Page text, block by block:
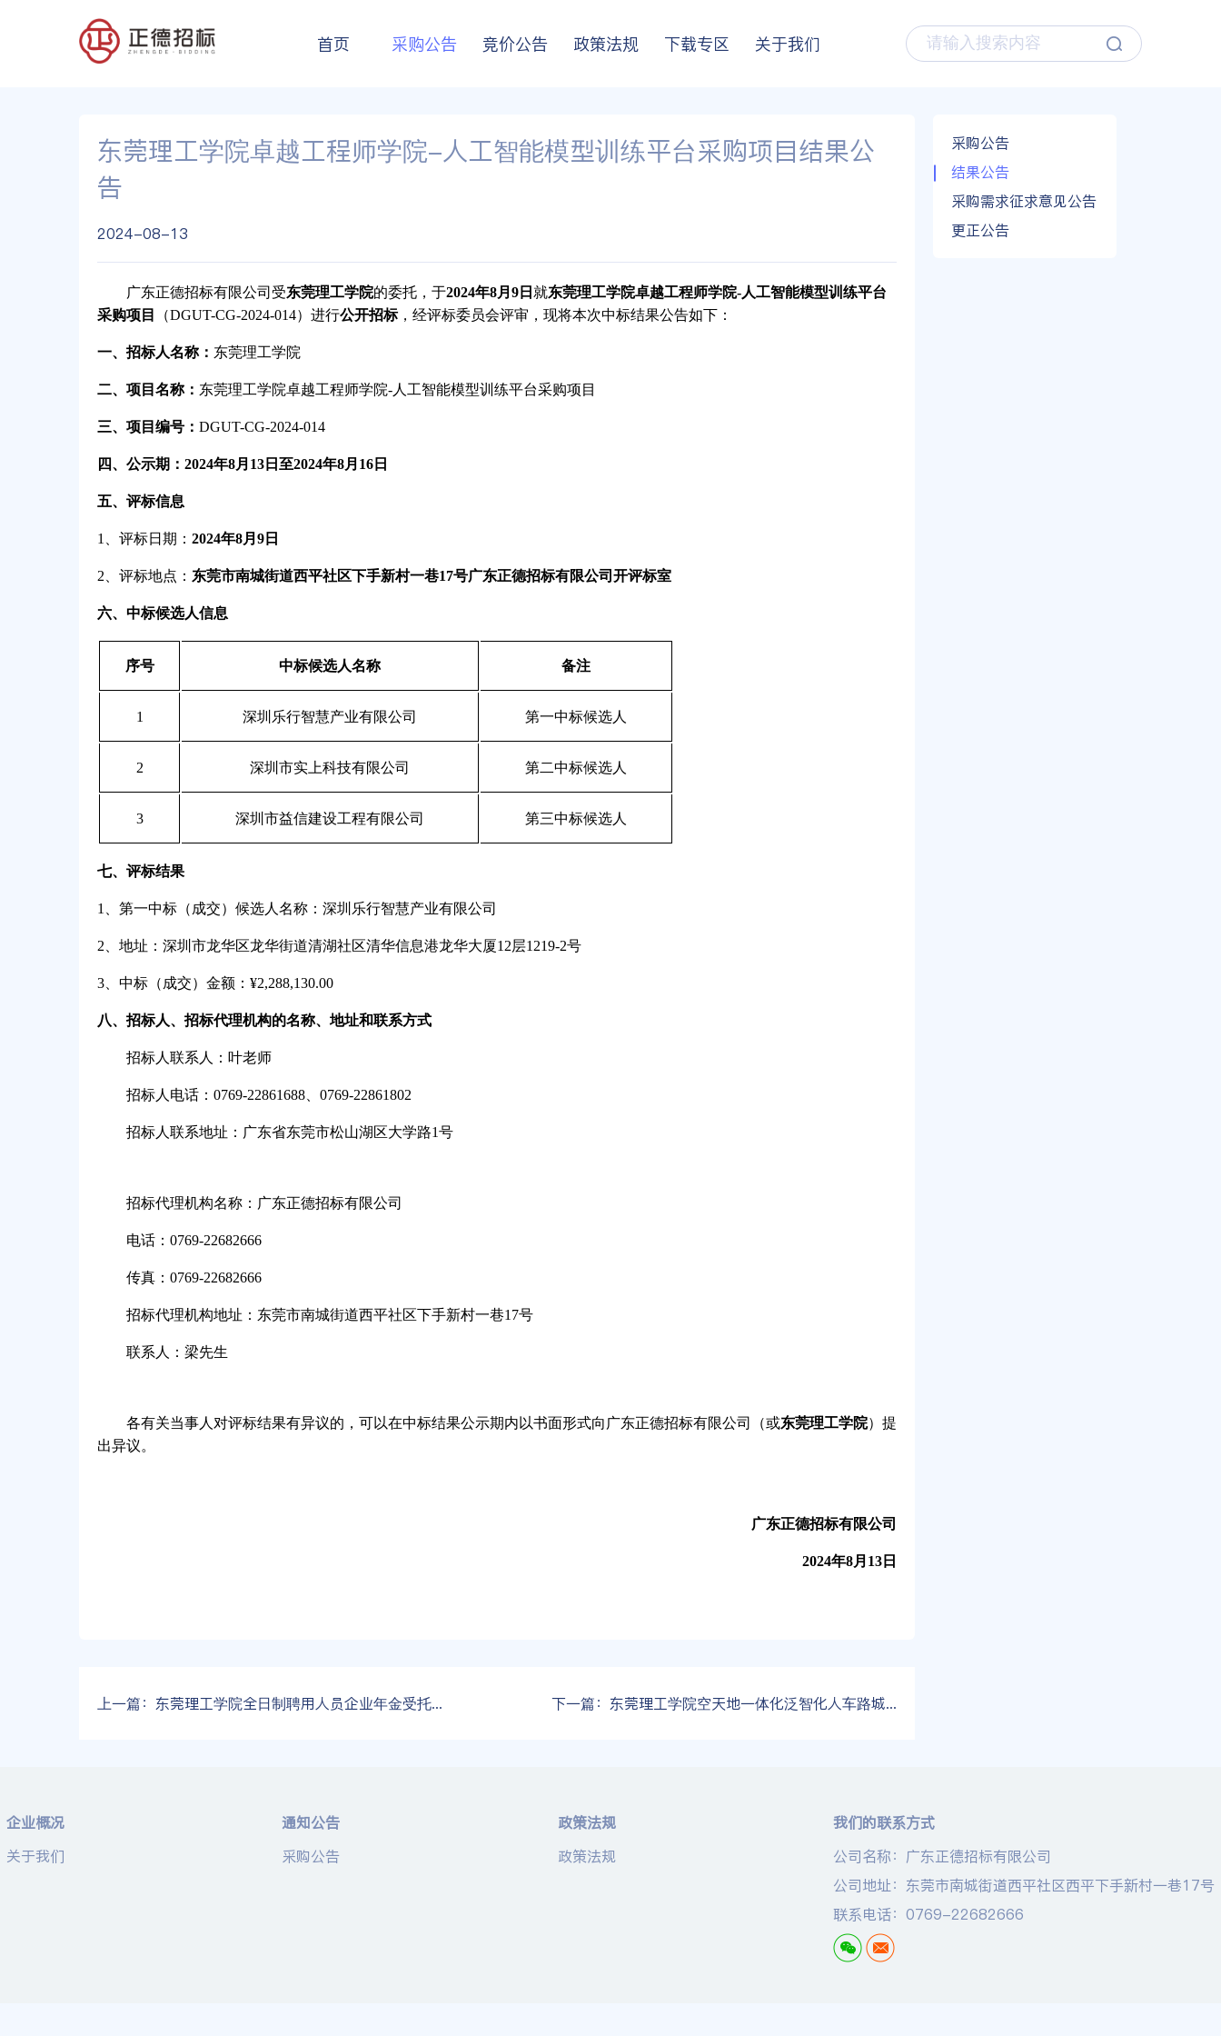
首页 采购公告 竞价公告 政策法规 下载专区 关于我们
东莞理工学院卓越工程师学院-人工智能模型训练平台采购项目结果公
告
2024-08-13
广东正德招标有限公司受东莞理工学院的委托，于2024年8月9日 就东莞理工学院卓越工程师学院-人工智能模型训练平台
采购项目
（DGUT-CG-2024-014）进行公开招标，经评标委员会评审，现将本次中标结果公告如下：
一、招标人名称： 东莞理工学院
二、项目名称： 东莞理工学院卓越工程师学院-人工智能模型训练平台采购项目
三、项目编号： DGUT-CG-2024-014
四、公示期：2024年8月13日至2024年8月16日
五、评标信息
1 、评标日期： 2024年8月9日
2 、评标地点： 东莞市南城街道西平社区下手新村一巷17号广东正德招标有限公司开评标室
六、中标候选人信息
序号 中标候选人名称 备注
1 深圳乐行智慧产业有限公司 第一中标候选人
2 深圳市实上科技有限公司 第二中标候选人
3 深圳市益信建设工程有限公司 第三中标候选人
七、评标结果
1 、第一中标（成交）候选人名称：深圳乐行智慧产业有限公司
2 、地址：深圳市龙华区龙华街道清湖社区清华信息港龙华大厦12层1219-2号
3 、中标（成交）金额：¥2,288,130.00
八、招标人、招标代理机构的名称、地址和联系方式
招标人联系人：叶老师
招标人电话：0769-22861688、0769-22861802
招标人联系地址：广东省东莞市松山湖区大学路1号
招标代理机构名称：广东正德招标有限公司
电话：0769-22682666
传真：0769-22682666
招标代理机构地址：东莞市南城街道西平社区下手新村一巷17号
联系人：梁先生
各有关当事人对评标结果有异议的，可以在中标结果公示期内以书面形式向广东正德招标有限公司（或东莞理工学院）提
出异议。
广东正德招标有限公司
2024年8月13日
采购公告
结果公告
采购需求征求意见公告
更正公告
上一篇： 东莞理工学院全日制聘用人员企业年金受托管理服务采购项目结果公告 下一篇： 东莞理工学院空天地一体化泛智化人车路城协同平台－大规模MIMO基站采购项目结果公告
企业概况
关于我们
通知公告
采购公告
政策法规
政策法规
我们的联系方式
公司名称：广东正德招标有限公司
公司地址：东莞市南城街道西平社区西平下手新村一巷17号
联系电话：0769-22682666